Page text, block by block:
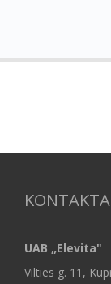
UAB „Elevita"
Vilties g. 11,